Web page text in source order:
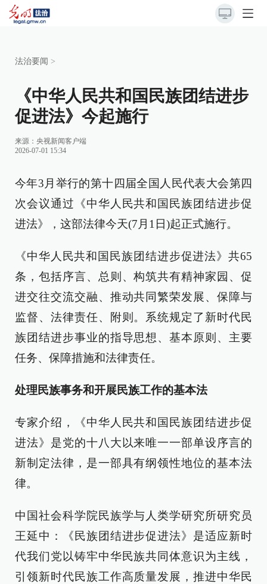
法治要闻 >
《中华人民共和国民族团结进步
促进法》今起施行
来源： 央视新闻客户端
2026-07-01 15:34
今年3月举行的第十四届全国人民代表大会第四
次会议通过《中华人民共和国民族团结进步促
进法》，这部法律今天(7月1日)起正式施行。
《中华人民共和国民族团结进步促进法》共65
条，包括序言、总则、构筑共有精神家园、促
进交往交流交融、推动共同繁荣发展、保障与
监督、法律责任、附则。系统规定了新时代民
族团结进步事业的指导思想、基本原则、主要
任务、保障措施和法律责任。
处理民族事务和开展民族工作的基本法
专家介绍，《中华人民共和国民族团结进步促
进法》是党的十八大以来唯一一部单设序言的
新制定法律，是一部具有纲领性地位的基本法
律。
中国社会科学院民族学与人类学研究所研究员
王延中：《民族团结进步促进法》是适应新时
代我们党以铸牢中华民族共同体意识为主线，
引领新时代民族工作高质量发展，推进中华民